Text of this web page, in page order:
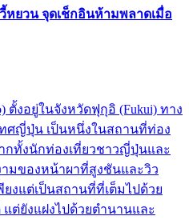
หยวน จุดเช็กอินห้ามพลาดเมื่อ
ตั้งอยู่ในจังหวัดฟุกุอิ (Fukui) ทาง
ศญี่ปุ่น เป็นหนึ่งในสถานที่ท่อง
กทั้งนักท่องเที่ยวชาวญี่ปุ่นและ
มของหน้าผาที่สูงชันและวิว
งแต่เป็นสถานที่ที่เต็มไปด้วย
ต่ยังแฝงไปด้วยตำนานและ